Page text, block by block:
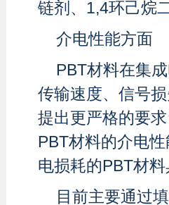
链剂、1,4环己烷
介电性能方面
PBT材料在集
传输速度、信号
提出更严格的要
PBT材料的介电
电损耗的PBT材
目前主要通过